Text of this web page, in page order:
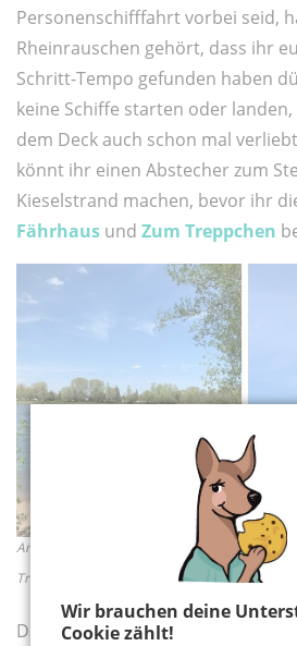
Wir brauchen deine
Cookie zählt!
Personenschifffahrt vorbei seid,
Rheinrauschen gehört, dass ihr
Schritt-Tempo gefunden haben
keine Schiffe starten oder
dem Deck auch schon mal
könnt ihr einen Abstecher zum
Kieselstrand machen, bevor ihr
Fährhaus und Zum Treppchen
Anlegestelle KölnTourist – Fachwerkhäuser
Treppchen
Das Kapellchensolltet ihr mal